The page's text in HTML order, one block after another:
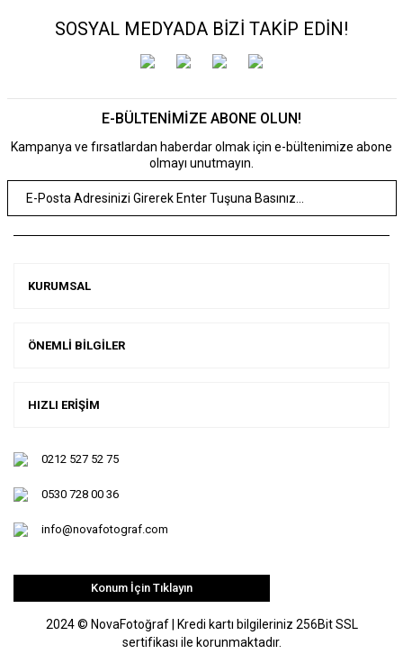
SOSYAL MEDYADA BİZİ TAKİP EDİN!
E-BÜLTENİMİZE ABONE OLUN!
Kampanya ve fırsatlardan haberdar olmak için e-bültenimize abone
olmayı unutmayın.
KURUMSAL
ÖNEMLİ BİLGİLER
HIZLI ERİŞİM
0212 527 52 75
0530 728 00 36
info@novafotograf.com
Konum İçin Tıklayın
2024 © NovaFotoğraf | Kredi kartı bilgileriniz 256Bit SSL
sertifikası ile korunmaktadır.